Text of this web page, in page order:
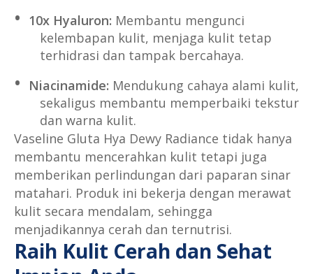
10x Hyaluron: Membantu mengunci
kelembapan kulit, menjaga kulit tetap
terhidrasi dan tampak bercahaya.
Niacinamide: Mendukung cahaya alami kulit,
sekaligus membantu memperbaiki tekstur
dan warna kulit.
Vaseline Gluta Hya Dewy Radiance tidak hanya
membantu mencerahkan kulit tetapi juga
memberikan perlindungan dari paparan sinar
matahari. Produk ini bekerja dengan merawat
kulit secara mendalam, sehingga
menjadikannya cerah dan ternutrisi.
Raih Kulit Cerah dan Sehat